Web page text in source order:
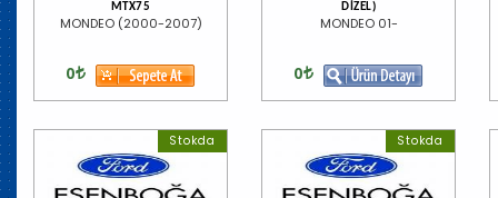
MTX75
MONDEO (2000-2007)
0
DİZEL)
MONDEO 01-
0
Stokda Stokda